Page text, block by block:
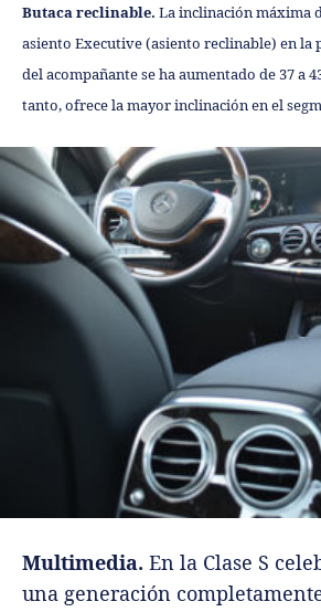
Butaca reclinable. La inclinación máxima
asiento Executive (asiento reclinable) en la
del acompañante se ha aumentado de 37 a
tanto, ofrece la mayor inclinación en el
Multimedia. En la Clase S
una generación